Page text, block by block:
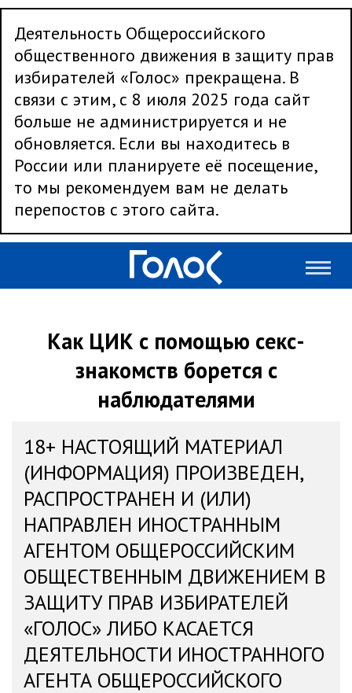
Деятельность Общероссийского
общественного движения в защиту прав
избирателей «Голос» прекращена. В
связи с этим, с 8 июля 2025 года сайт
больше не администрируется и не
обновляется. Если вы находитесь в
России или планируете её посещение,
то мы рекомендуем вам не делать
перепостов с этого сайта.
Как ЦИК с помощью секс-
знакомств борется с
наблюдателями
18+ НАСТОЯЩИЙ МАТЕРИАЛ
(ИНФОРМАЦИЯ) ПРОИЗВЕДЕН,
РАСПРОСТРАНЕН И (ИЛИ)
НАПРАВЛЕН ИНОСТРАННЫМ
АГЕНТОМ ОБЩЕРОССИЙСКИМ
ОБЩЕСТВЕННЫМ ДВИЖЕНИЕМ В
ЗАЩИТУ ПРАВ ИЗБИРАТЕЛЕЙ
«ГОЛОС» ЛИБО КАСАЕТСЯ
ДЕЯТЕЛЬНОСТИ ИНОСТРАННОГО
АГЕНТА ОБЩЕРОССИЙСКОГО